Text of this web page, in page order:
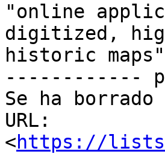
"online
digitized,
historic maps"
------------
Se ha
URL:
<https://